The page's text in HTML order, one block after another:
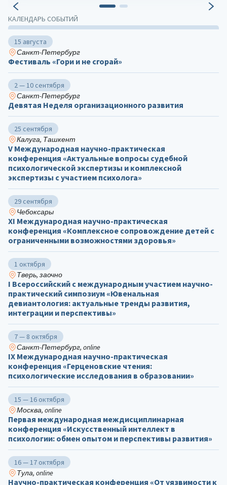
КАЛЕНДАРЬ СОБЫТИЙ
15 августа
Санкт-Петербург
Фестиваль «Гори и не сгорай»
2 — 10 сентября
Санкт-Петербург
Девятая Неделя организационного развития
25 сентября
Калуга, Ташкент
V Международная научно-практическая
конференция «Актуальные вопросы судебной
психологической экспертизы и комплексной
экспертизы с участием психолога»
29 сентября
Чебоксары
ХΙ Международная научно-практическая
конференция «Комплексное сопровождение детей с
ограниченными возможностями здоровья»
1 октября
Тверь, заочно
I Всероссийский с международным участием научно-
практический симпозиум «Ювенальная
девиантология: актуальные тренды развития,
интеграции и перспективы»
7 — 8 октября
Санкт-Петербург, online
IX Международная научно-практическая
конференция «Герценовские чтения:
психологические исследования в образовании»
15 — 16 октября
Москва, online
Первая международная междисциплинарная
конференция «Искусственный интеллект в
психологии: обмен опытом и перспективы развития»
16 — 17 октября
Тула, online
Научно-практическая конференция «От уязвимости к